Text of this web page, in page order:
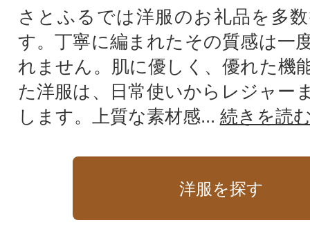
さとふるでは洋服のお礼品を多
す。丁寧に編まれたその質感は一
れません。肌に優しく、優れた機
た洋服は、日常使いからレジャー
します。上質な素材感... 続きを読
洋服を探す